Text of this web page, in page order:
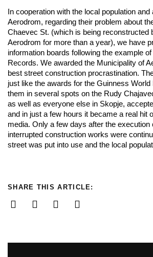
In cooperation with the local population
Aerodrom, regarding their problem about
Chaevec St. (which is being reconstructed
Aerodrom for more than a year), we have
information boards following the example
Records. We awarded the Municipality of
best street construction procrastination.
just like the awards for the Guinness
them in several spots on the Rudy
as well as everyone else in Skopje,
and in just a few hours it became a real hit
media. Only a few days after the execution
interrupted construction works were
street was put into use and the local
SHARE THIS ARTICLE: